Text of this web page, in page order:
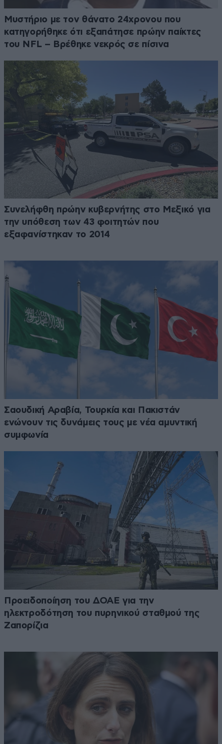
Μυστήριο με τον θάνατο 24χρονου που
κατηγορήθηκε ότι εξαπάτησε πρώην παίκτες
του NFL – Βρέθηκε νεκρός σε πίσινα
Συνελήφθη πρώην κυβερνήτης στο Μεξικό για
την υπόθεση των 43 φοιτητών που
εξαφανίστηκαν το 2014
Σαουδική Αραβία, Τουρκία και Πακιστάν
ενώνουν τις δυνάμεις τους με νέα αμυντική
συμφωνία
Προειδοποίηση του ΔΟΑΕ για την
ηλεκτροδότηση του πυρηνικού σταθμού της
Ζαπορίζια